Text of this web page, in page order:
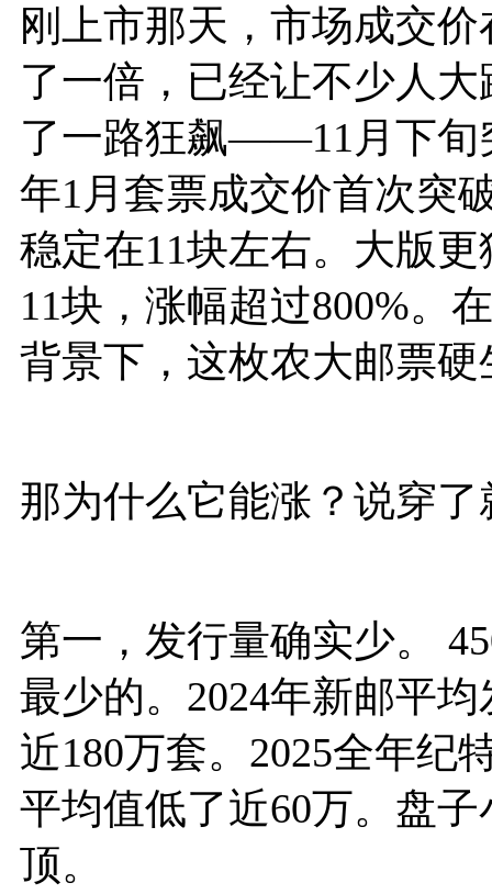
刚上市那天，市场成交
了一倍，已经让不少人
了一路狂飙——11月下旬
年1月套票成交价首次突
稳定在11块左右。大版
11块，涨幅超过800%。
背景下，这枚农大邮票
那为什么它能涨？说穿
第一，发行量确实少。
最少的。2024年新邮平
近180万套。2025全年纪
平均值低了近60万。盘
顶。